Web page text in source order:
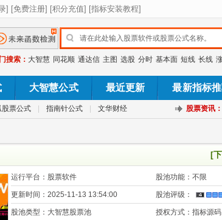
搜索： 大智慧 同花顺 通达信 主图 选股 分时 基本面 短线 长线
大智慧公式 最近更新 最新指标
股票公式 指南针公式 文华财经 股票资讯：
[
运行平台： 股票软件 股池功能： 不限
更新时间： 2025-11-13 13:54:00 股池评级：
股池类型： 大智慧股票池 授权方式： 指标源码